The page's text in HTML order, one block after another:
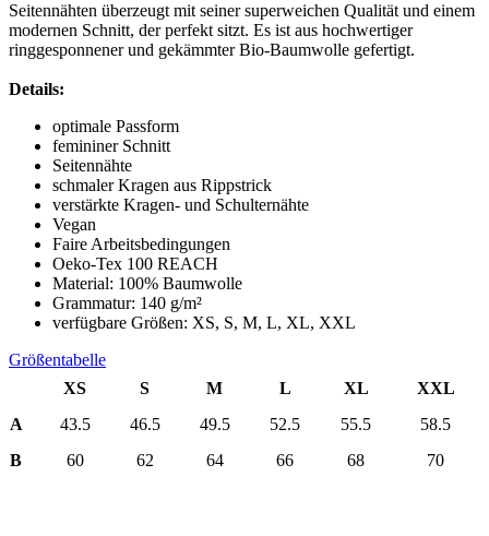
Seitennähten überzeugt mit seiner superweichen Qualität und einem
modernen Schnitt, der perfekt sitzt. Es ist aus hochwertiger
ringgesponnener und gekämmter Bio-Baumwolle gefertigt.
Details:
optimale Passform
femininer Schnitt
Seitennähte
schmaler Kragen aus Rippstrick
verstärkte Kragen- und Schulternähte
Vegan
Faire Arbeitsbedingungen
Oeko-Tex 100 REACH
Material: 100% Baumwolle
Grammatur: 140 g/m²
verfügbare Größen: XS, S, M, L, XL, XXL
Größentabelle
XS
S M L XL
XXL
A
43.5 46.5 49.5 52.5 55.5
58.5
B
60 62 64 66 68 70